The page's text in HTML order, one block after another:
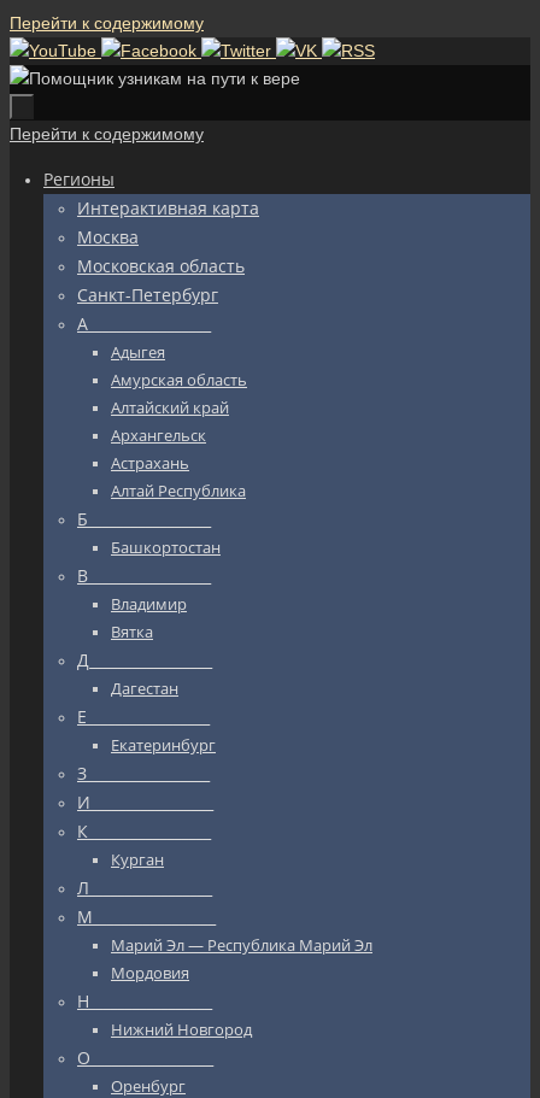
Перейти к содержимому
Перейти к содержимому
Регионы
Интерактивная карта
Москва
Московская область
Санкт-Петербург
А_________________
Адыгея
Амурская область
Алтайский край
Архангельск
Астрахань
Алтай Республика
Б_________________
Башкортостан
В_________________
Владимир
Вятка
Д_________________
Дагестан
Е_________________
Екатеринбург
З_________________
И_________________
К_________________
Курган
Л_________________
М_________________
Марий Эл — Республика Марий Эл
Мордовия
Н_________________
Нижний Новгород
О_________________
Оренбург